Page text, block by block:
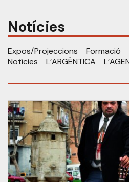
Notícies
Expos/Projeccions Formació
Notícies
L’ARGÈNTICA